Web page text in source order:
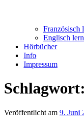
Französisch
Englisch
Hörbücher
Info
Impressum
Veröffentlicht am 9. Juni